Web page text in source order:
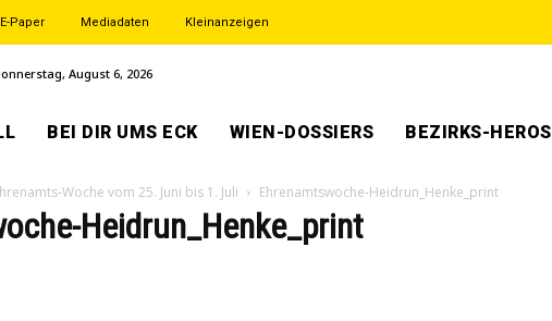
E-Paper Mediadaten Kleinanzeigen
August 6, 2026
BEI DIR UMS ECK WIEN-DOSSIERS BEZIRKS-HEROS
Woche vom 25. Juni bis 1. Juli Ehrenamtswoche-Heidrun_Henke_print
Heidrun_Henke_print